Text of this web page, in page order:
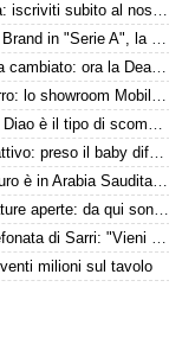
Non perderti nulla sull'Atalanta: iscriviti subito al nostro canale WhatsApp!
SUMMER SALE - Porta il tuo Brand in "Serie A", la tua azienda e professione titolare nel cuore dell'Atalanta
De Ketelaere, il Mondiale lo ha cambiato: ora la Dea riparte da lui
Arredare con il cuore nerazzurro: lo showroom Mobilmondo a Osio Sotto. Quando essere di fede atalantina conviene
La tela con lo strappo: perché Diao è il tipo di scommessa che Giuntoli ama
Scouting nerazzurro sempre attivo: preso il baby difensore 2010 Levačić
Djimsiti saluta Bergamo: il futuro è in Arabia Saudita! Tre milioni e firma biennale
Workshop Sportitalia, candidature aperte: da qui sono passate firme di Serie A
Retroscena Romagnoli, la telefonata di Sarri: "Vieni con me a Bergamo"
milioni sul tavolo